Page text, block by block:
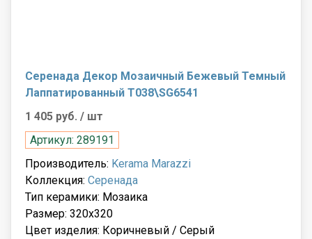
Серенада Декор Мозаичный Бежевый Темный
Лаппатированный T038\SG6541
1 405 руб. / шт
Артикул: 289191
Производитель: Kerama Marazzi
Коллекция: Серенада
Тип керамики: Мозаика
Размер: 320x320
Цвет изделия: Коричневый / Серый